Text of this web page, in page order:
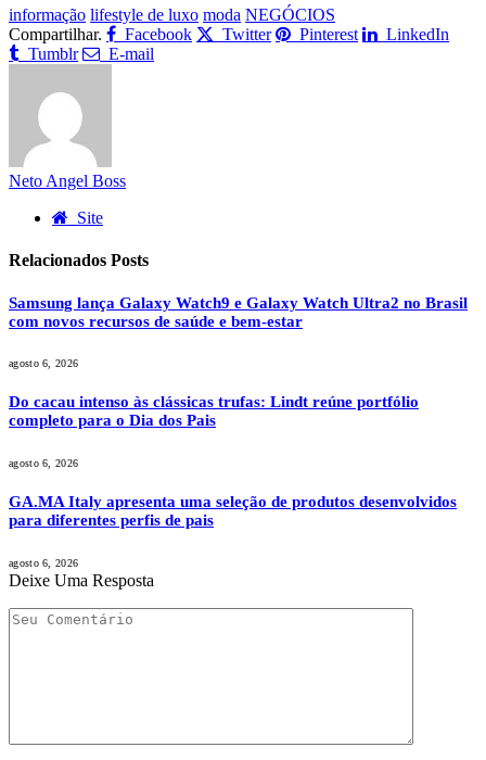
informação lifestyle de luxo moda NEGÓCIOS
Compartilhar.
Facebook Twitter Pinterest
LinkedIn
Tumblr
E-mail
Neto Angel Boss
Site
Relacionados Posts
Samsung lança Galaxy Watch9 e Galaxy Watch Ultra2 no Brasil
com novos recursos de saúde e bem-estar
agosto 6, 2026
Do cacau intenso às clássicas trufas: Lindt reúne portfólio
completo para o Dia dos Pais
agosto 6, 2026
GA.MA Italy apresenta uma seleção de produtos desenvolvidos
para diferentes perfis de pais
agosto 6, 2026
Deixe Uma Resposta